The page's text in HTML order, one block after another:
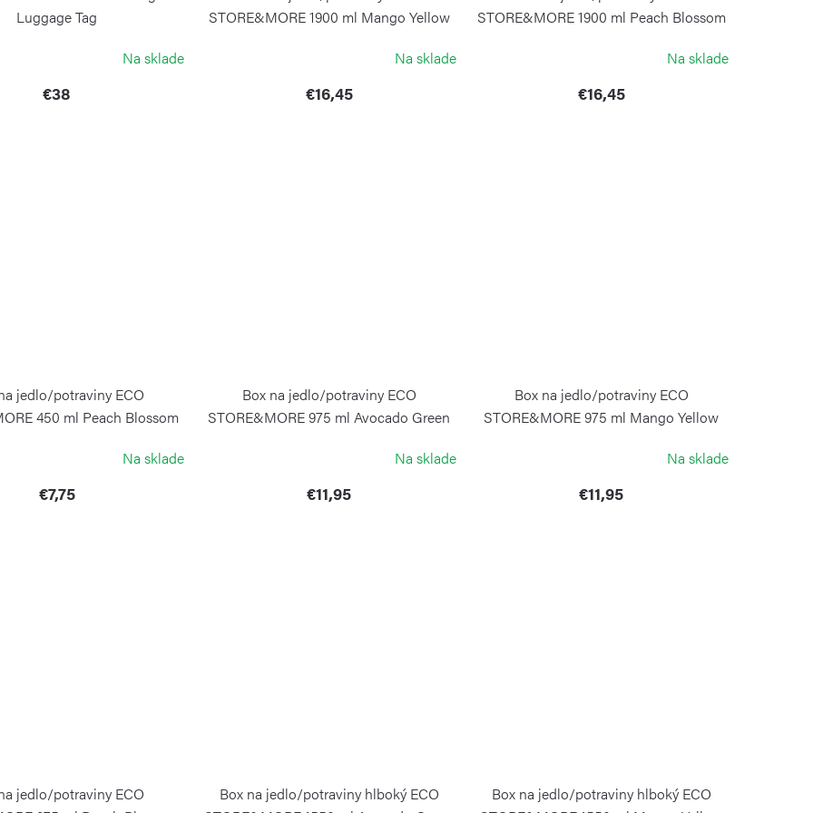
Luggage Tag
Na sklade
€38
STORE&MORE 1900 ml Mango Yellow
Na sklade
€16,45
STORE&MORE 1900 ml Peach Blossom
Na sklade
€16,45
jedlo/potraviny ECO
450 ml Peach Blossom
Na sklade
€7,75
Box na jedlo/potraviny ECO
STORE&MORE 975 ml Avocado Green
Na sklade
€11,95
Box na jedlo/potraviny ECO
STORE&MORE 975 ml Mango Yellow
Na sklade
€11,95
jedlo/potraviny ECO
Box na jedlo/potraviny hlboký ECO
Box na jedlo/potraviny hlboký ECO